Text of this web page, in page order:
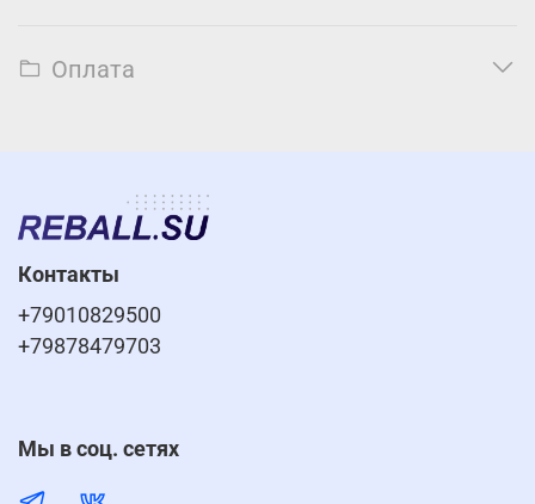
Оплата
Контакты
+79010829500
+79878479703
Мы в соц. сетях